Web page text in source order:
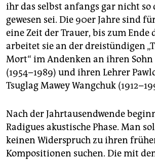
ihr das selbst anfangs gar nicht so
gewesen sei. Die 90er Jahre sind
eine Zeit der Trauer, bis zum Ende
arbeitet sie an der dreistündigen
Mort“ im Andenken an ihren Sohn
(1954–1989) und ihren Lehrer
Tsuglag Mawey Wangchuk
Nach der Jahrtausendwende
Radigues akustische Phase. Man
keinen Widerspruch zu ihren
Kompositionen suchen. Die mit